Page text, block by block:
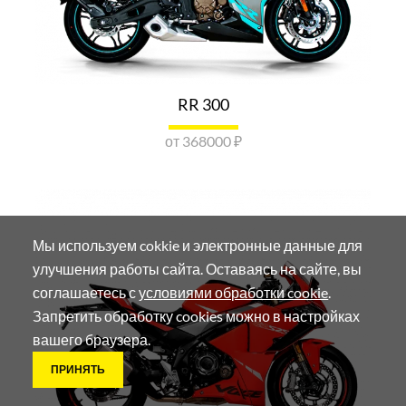
VOGE КРАСНОДАР
Краснодар, Ростовское шоссе, 23
VOGE LONCIN НАБЕРЕЖНЫЕ ЧЕЛНЫ
LONCIN НАБЕРЕЖНЫЕ ЧЕЛНЫ
г. Набережные Челны, пр.Вахитова, 14
Показать номер ОТПРАВИТЬ ЗАПРОС
VOGE LONCIN НОВОСИБИРСК
RR 300
от 368000 ₽
Мы используем cokkie и электронные данные для
улучшения работы сайта. Оставаясь на сайте, вы
соглашаетесь сусловиями обработки cookie.
Запретить обработку cookies можно в настройках
вашего браузера.
ПРИНЯТЬ